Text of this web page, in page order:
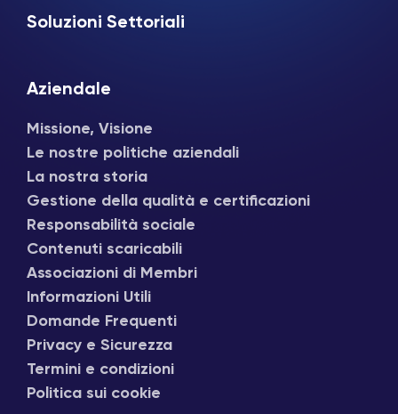
Soluzioni Settoriali
Aziendale
Missione, Visione
Le nostre politiche aziendali
La nostra storia
Gestione della qualità e certificazioni
Responsabilità sociale
Contenuti scaricabili
Associazioni di Membri
Informazioni Utili
Domande Frequenti
Privacy e Sicurezza
Termini e condizioni
Politica sui cookie